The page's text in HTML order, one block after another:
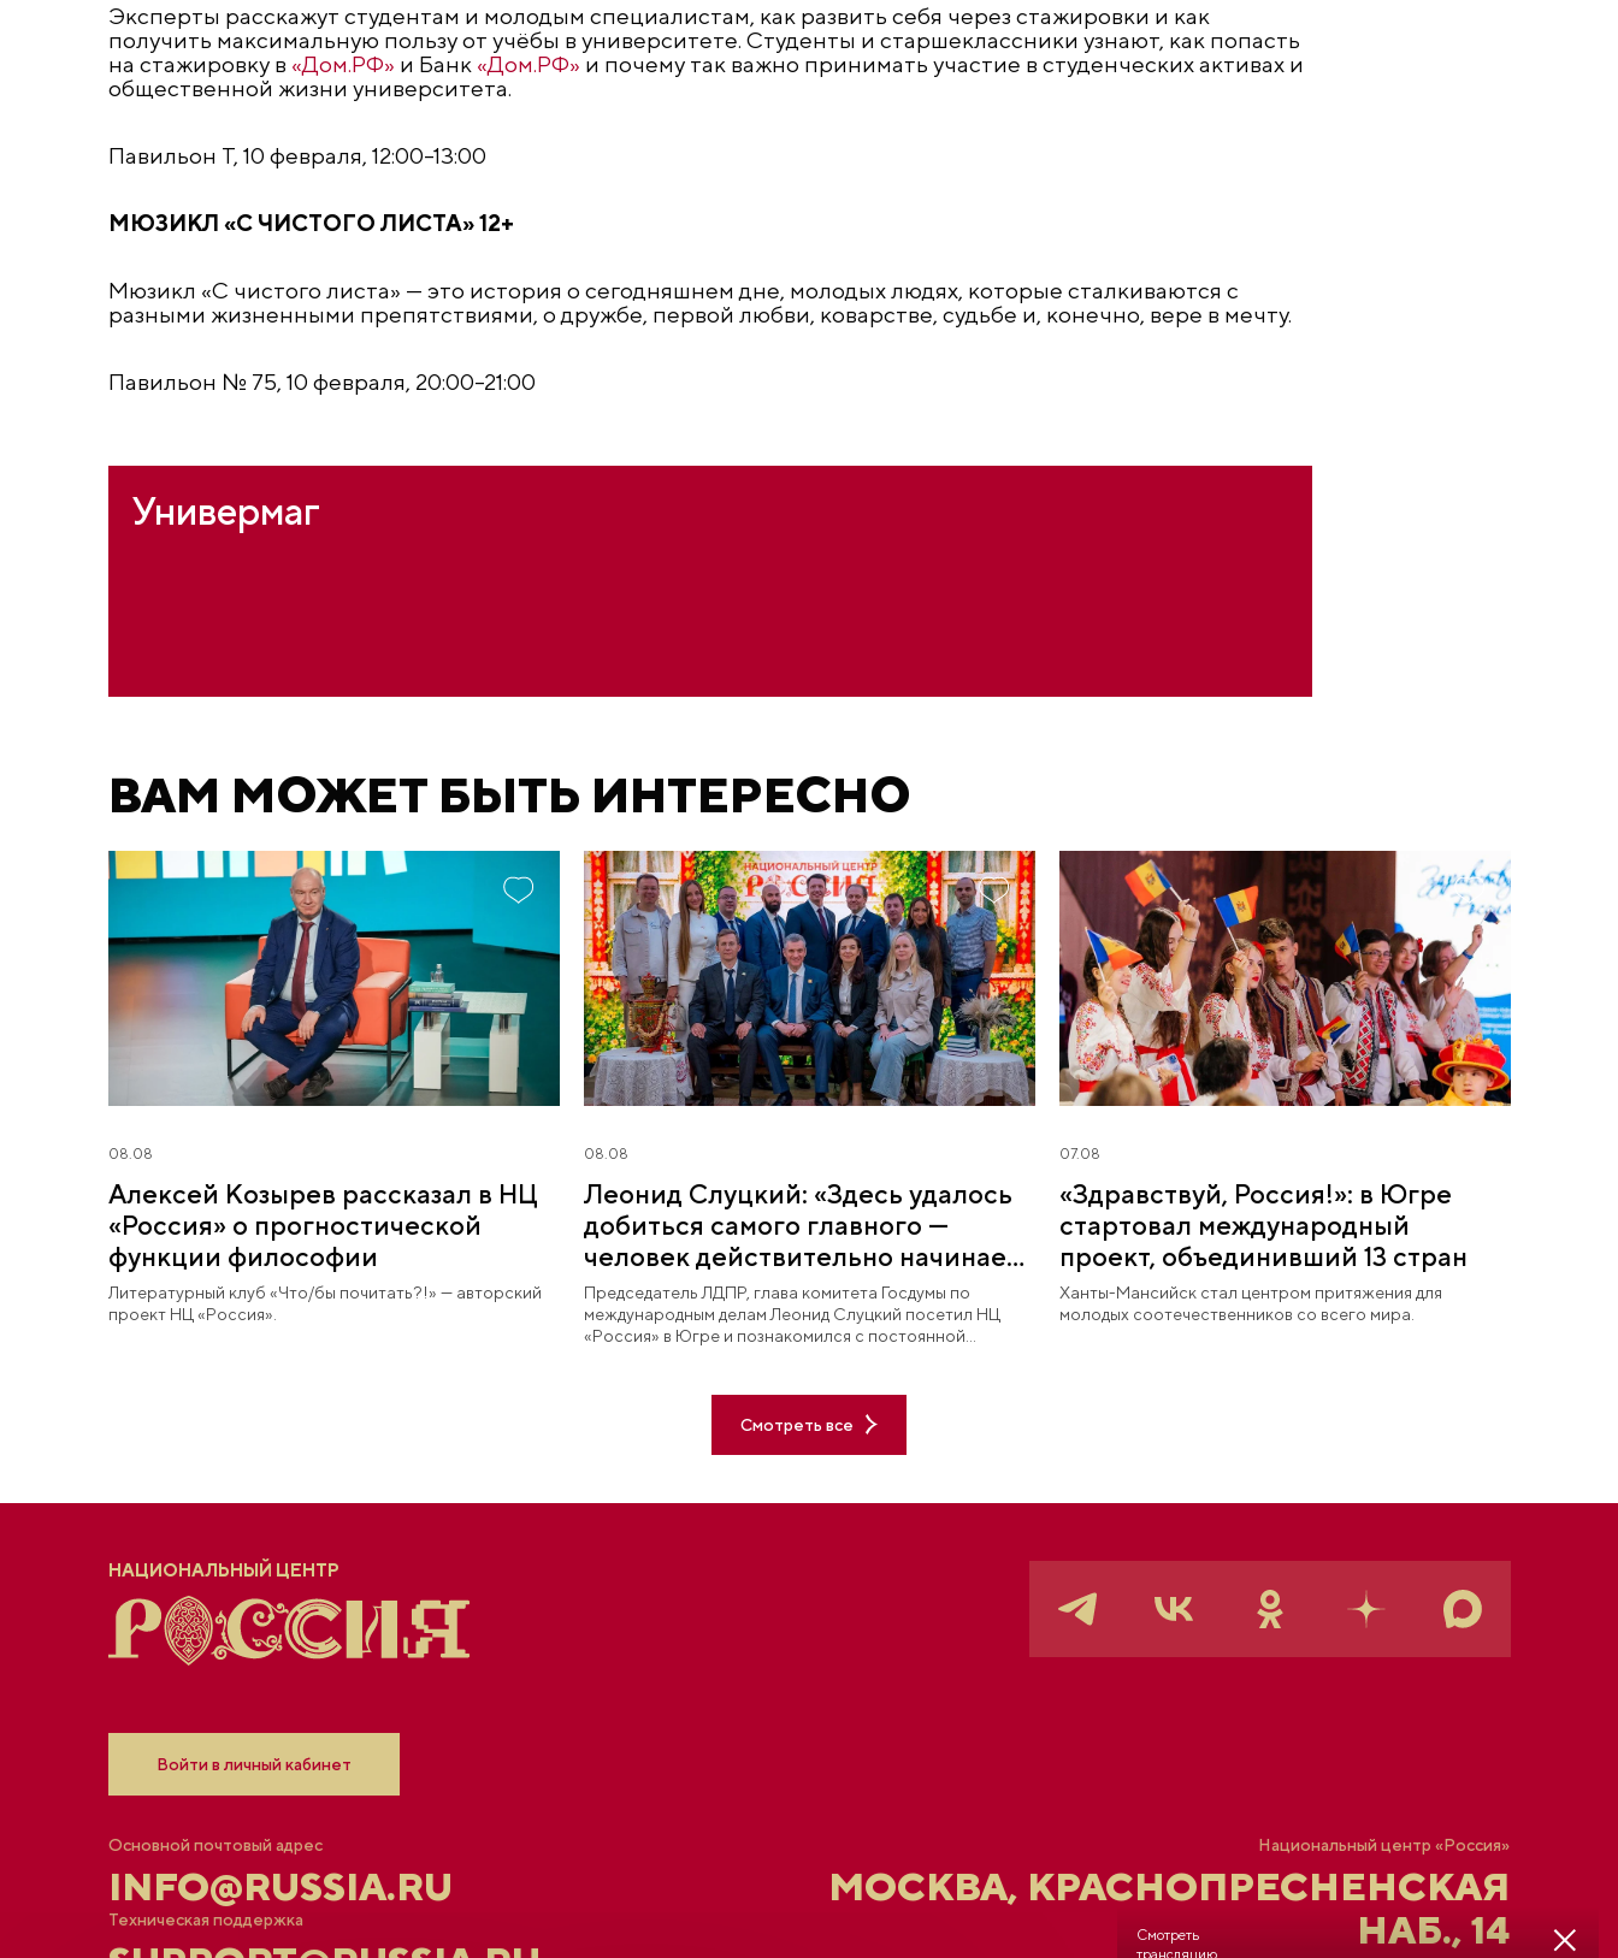
Эксперты расскажут студентам и молодым специалистам, как развить себя через стажировки и как
получить максимальную пользу от учёбы в университете. Студенты и старшеклассники узнают, как попасть
на стажировку в «Дом.РФ» и Банк «Дом.РФ» и почему так важно принимать участие в студенческих активах и
общественной жизни университета.
Павильон T, 10 февраля, 12:00–13:00
МЮЗИКЛ «С ЧИСТОГО ЛИСТА» 12+
Мюзикл «С чистого листа» — это история о сегодняшнем дне, молодых людях, которые сталкиваются с
разными жизненными препятствиями, о дружбе, первой любви, коварстве, судьбе и, конечно, вере в мечту.
Павильон № 75, 10 февраля, 20:00–21:00
Универмаг
ВАМ МОЖЕТ БЫТЬ ИНТЕРЕСНО
08.08
Алексей Козырев рассказал в НЦ
«Россия» о прогностической
функции философии
Литературный клуб «Что/бы почитать?!» — авторский
проект НЦ «Россия».
08.08
Леонид Слуцкий: «Здесь удалось
добиться самого главного —
человек действительно начинает
любить Югру»
Председатель ЛДПР, глава комитета Госдумы по
международным делам Леонид Слуцкий посетил НЦ
«Россия» в Югре и познакомился с постоянной
07.08
«Здравствуй, Россия!»: в Югре
стартовал международный
проект, объединивший 13 стран
Ханты-Мансийск стал центром притяжения для
молодых соотечественников со всего мира.
Смотреть все
Смотреть
трансляцию
НАЦИОНАЛЬНЫЙ ЦЕНТР
Войти в личный кабинет
Основной почтовый адрес
INFO@RUSSIA.RU
Техническая поддержка
Национальный центр «Россия»
МОСКВА, КРАСНОПРЕСНЕНСКАЯ
НАБ., 14